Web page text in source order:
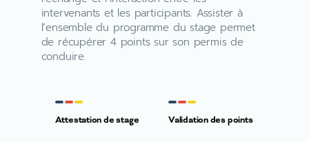
intervenants et les participants. Assister à
l’ensemble du programme du stage permet
de récupérer 4 points sur son permis de
conduire.
Attestation de stage Validation des points